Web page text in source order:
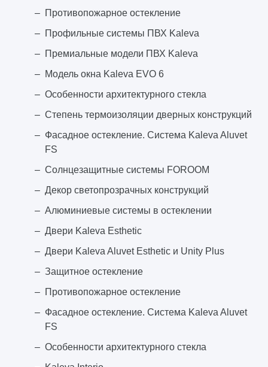
Противопожарное остекление
Профильные системы ПВХ Kaleva
Премиальные модели ПВХ Kaleva
Модель окна Kaleva EVO 6
Особенности архитектурного стекла
Степень термоизоляции дверных конструкций
Фасадное остекление. Система Kaleva Aluvet
FS
Солнцезащитные системы FOROOM
Декор светопрозрачных конструкций
Алюминиевые системы в остеклении
Двери Kaleva Esthetic
Двери Kaleva Aluvet Esthetic и Unity Plus
Защитное остекление
Противопожарное остекление
Фасадное остекление. Система Kaleva Aluvet
FS
Особенности архитектурного стекла